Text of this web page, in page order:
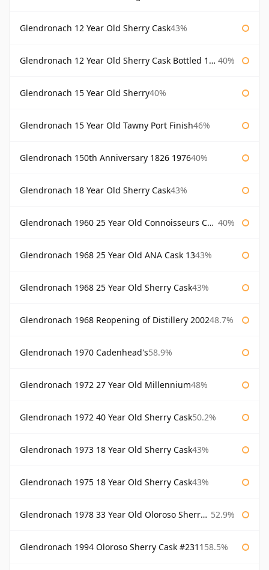
Glendronach 12 Year Old Sherry Cask43%
Glendronach 12 Year Old Sherry Cask Bottled 1980s 40%
Glendronach 15 Year Old Sherry40%
Glendronach 15 Year Old Tawny Port Finish46%
Glendronach 150th Anniversary 1826 197640%
Glendronach 18 Year Old Sherry Cask43%
Glendronach 1960 25 Year Old Connoisseurs Choice Gordon & Macphail 40%
Glendronach 1968 25 Year Old ANA Cask 1343%
Glendronach 1968 25 Year Old Sherry Cask43%
Glendronach 1968 Reopening of Distillery 200248.7%
Glendronach 1970 Cadenhead's58.9%
Glendronach 1972 27 Year Old Millennium48%
Glendronach 1972 40 Year Old Sherry Cask50.2%
Glendronach 1973 18 Year Old Sherry Cask43%
Glendronach 1975 18 Year Old Sherry Cask43%
Glendronach 1978 33 Year Old Oloroso Sherry Cask #1068 52.9%
Glendronach 1994 Oloroso Sherry Cask #2311 58.5%